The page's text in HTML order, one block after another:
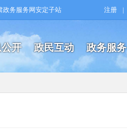
政务服务网安定子站 注册 |
开 政民互动 政务服务